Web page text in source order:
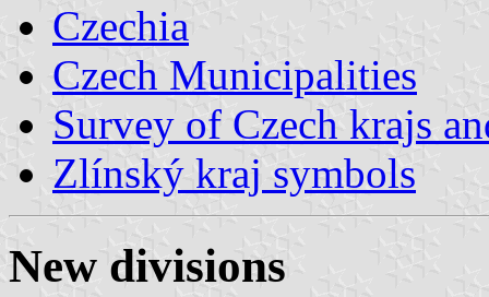
Czechia
Czech Municipalities
Survey of Czech krajs
Zlínský kraj symbols
New divisions